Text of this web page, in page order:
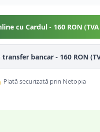
cu Cardul - 160RON
transfer bancar - 160RON
Plată securizată prin Netopia